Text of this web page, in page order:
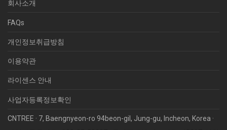
회사소개
FAQs
개인정보취급방침
이용약관
라이센스 안내
사업자등록정보확인
CNTREE · 7, Baengnyeon-ro 94beon-gil, Jung-gu, Incheon, Korea ·